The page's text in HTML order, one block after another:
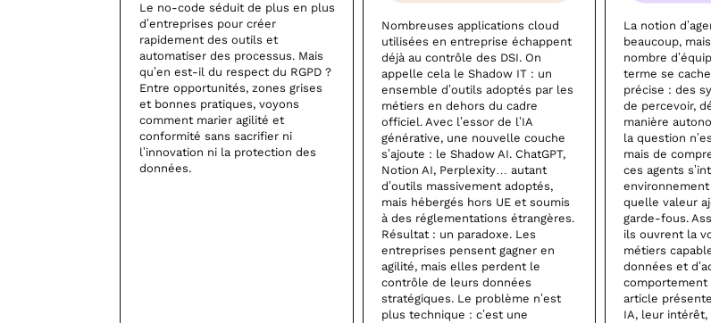
Le no-code séduit de plus en plus
d’entreprises pour créer
rapidement des outils et
automatiser des processus. Mais
qu’en est-il du respect du RGPD ?
Entre opportunités, zones grises
et bonnes pratiques, voyons
comment marier agilité et
conformité sans sacrifier ni
l’innovation ni la protection des
données.
Nombreuses applications cloud
utilisées en entreprise échappent
déjà au contrôle des DSI. On
appelle cela le Shadow IT : un
ensemble d’outils adoptés par les
métiers en dehors du cadre
officiel. Avec l’essor de l’IA
générative, une nouvelle couche
s’ajoute : le Shadow AI. ChatGPT,
Notion AI, Perplexity… autant
d’outils massivement adoptés,
mais hébergés hors UE et soumis
à des réglementations étrangères.
Résultat : un paradoxe. Les
entreprises pensent gagner en
agilité, mais elles perdent le
contrôle de leurs données
stratégiques. Le problème n’est
plus technique : c’est une
La notion
beaucoup,
nombre
terme se
précise : des
de percevoir,
manière
la question
mais de
ces agents
quelle valeur
garde-fous.
ils ouvrent la
métiers
données et
comportement
article
IA, leur